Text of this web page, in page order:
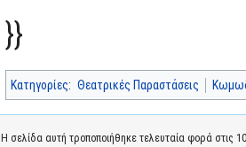
}}
Κατηγορίες: Θεατρικές Παραστάσεις
Η σελίδα αυτή τροποποιήθηκε τελευταία φορά στις